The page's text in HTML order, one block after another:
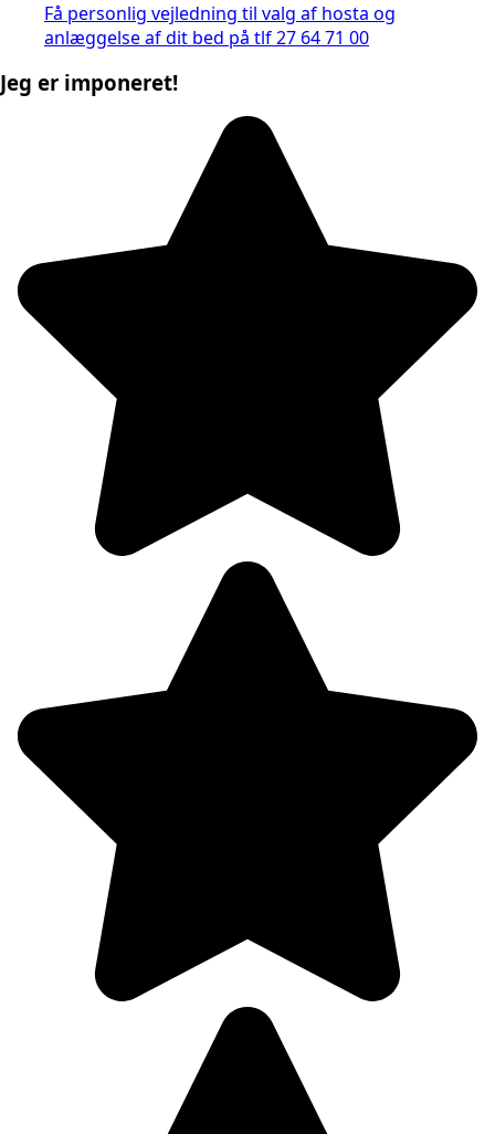
Få personlig vejledning til valg af hosta og
anlæggelse af dit bed på tlf 27 64 71 00
Jeg er imponeret!